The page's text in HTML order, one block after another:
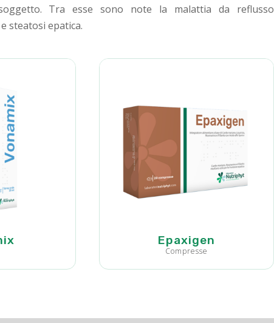
Tra esse sono note la malattia da reflusso
steatosi epatica.
Epaxigen
Compresse